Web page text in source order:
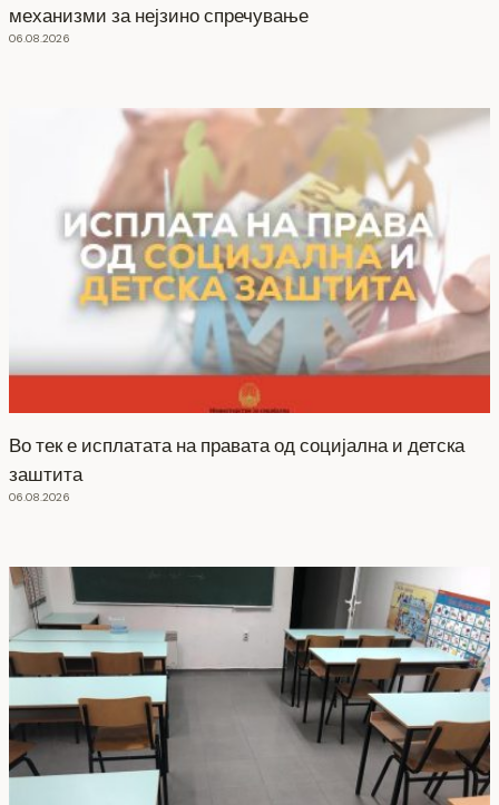
механизми за нејзино спречување
06.08.2026
Во тек е исплатата на правата од социјална и детска
заштита
06.08.2026